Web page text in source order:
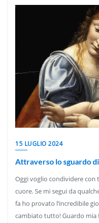
15 LUGLIO 2024
Attraverso lo sguardo
Oggi voglio condividere con
cuore. Se mi segui da
fa ho provato l’incredibile
cambiato tutto! Guardo mia